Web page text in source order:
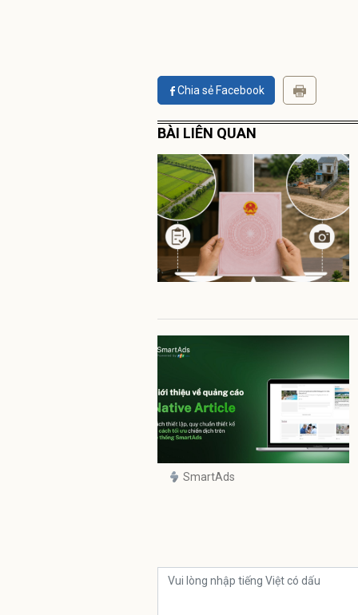
Chia sẻ Facebook
BÀI LIÊN QUAN
SmartAds